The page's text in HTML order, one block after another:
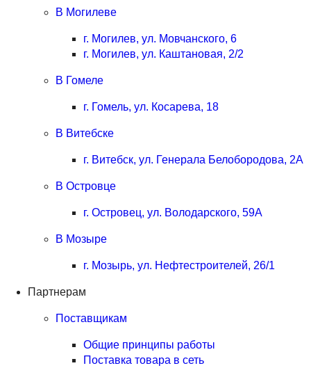
В Могилеве
г. Могилев, ул. Мовчанского, 6
г. Могилев, ул. Каштановая, 2/2
В Гомеле
г. Гомель, ул. Косарева, 18
В Витебске
г. Витебск, ул. Генерала Белобородова, 2А
В Островце
г. Островец, ул. Володарского, 59А
В Мозыре
г. Мозырь, ул. Нефтестроителей, 26/1
Партнерам
Поставщикам
Общие принципы работы
Поставка товара в сеть